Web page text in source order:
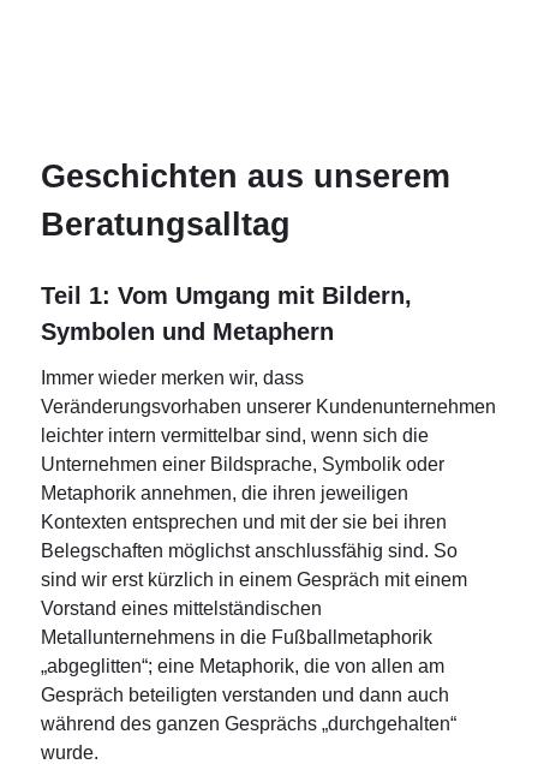
Geschichten aus unserem
Beratungsalltag
Teil 1: Vom Umgang mit Bildern,
Symbolen und Metaphern
Immer wieder merken wir, dass
Veränderungsvorhaben unserer Kundenunternehmen
leichter intern vermittelbar sind, wenn sich die
Unternehmen einer Bildsprache, Symbolik oder
Metaphorik annehmen, die ihren jeweiligen
Kontexten entsprechen und mit der sie bei ihren
Belegschaften möglichst anschlussfähig sind. So
sind wir erst kürzlich in einem Gespräch mit einem
Vorstand eines mittelständischen
Metallunternehmens in die Fußballmetaphorik
„abgeglitten“; eine Metaphorik, die von allen am
Gespräch beteiligten verstanden und dann auch
während des ganzen Gesprächs „durchgehalten“
wurde.